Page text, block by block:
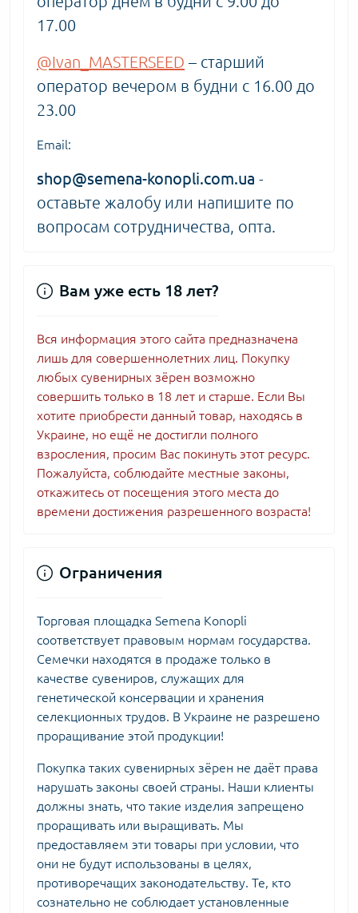
17.00
@Ivan_MASTERSEED – старший
оператор вечером в будни с 16.00 до
23.00
Email:
shop@semena-konopli.com.ua -
оставьте жалобу или напишите по
вопросам сотрудничества, опта.
Вам уже есть 18 лет?
Вся информация этого сайта предназначена
лишь для совершеннолетних лиц. Покупку
любых сувенирных зёрен возможно
совершить только в 18 лет и старше. Если Вы
хотите приобрести данный товар, находясь в
Украине, но ещё не достигли полного
взросления, просим Вас покинуть этот ресурс.
Пожалуйста, соблюдайте местные законы,
откажитесь от посещения этого места до
времени достижения разрешенного возраста!
Ограничения
Торговая площадка Semena Konopli
соответствует правовым нормам государства.
Семечки находятся в продаже только в
качестве сувениров, служащих для
генетической консервации и хранения
селекционных трудов. В Украине не разрешено
проращивание этой продукции!
Покупка таких сувенирных зёрен не даёт права
нарушать законы своей страны. Наши клиенты
должны знать, что такие изделия запрещено
проращивать или выращивать. Мы
предоставляем эти товары при условии, что
они не будут использованы в целях,
противоречащих законодательству. Те, кто
сознательно не соблюдает установленные